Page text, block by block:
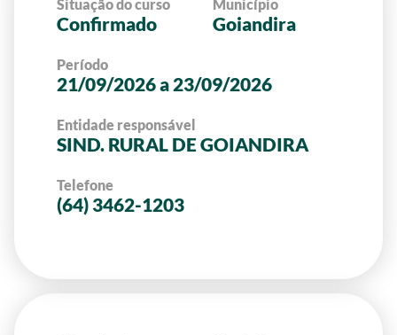
Situação do curso
Confirmado
Município
Goiandira
Período
21/09/2026 a 23/09/2026
Entidade responsável
SIND. RURAL DE GOIANDIRA
Telefone
(64) 3462-1203